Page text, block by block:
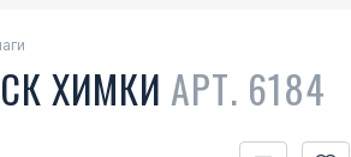
ХИМКИ АРТ. 6184